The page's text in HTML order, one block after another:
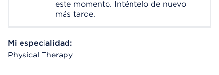
este momento. Inténtelo de nuevo
más tarde.
Mi especialidad:
Physical Therapy